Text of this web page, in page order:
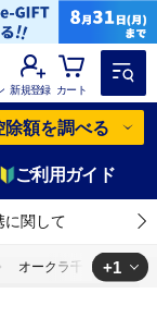
新規登録 カート
除額を調べる
ご利用ガイド
に関して
オークラ千葉ホテル
+1